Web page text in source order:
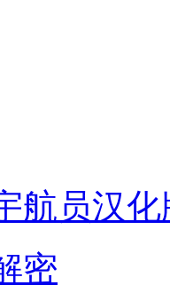
航员汉化
密